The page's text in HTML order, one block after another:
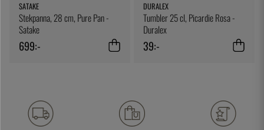
SATAKE
Stekpanna, 28 cm, Pure Pan -
Satake
699:-
DURALEX
Tumbler 25 cl, Picardie Rosa -
Duralex
39:-